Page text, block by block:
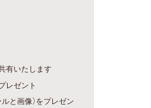
有いたします
レゼント
と画像）をプレゼン